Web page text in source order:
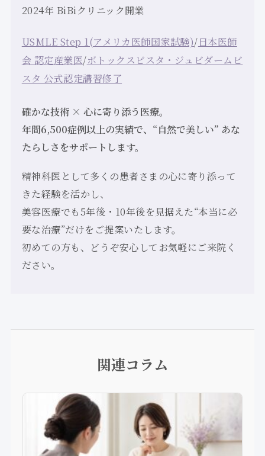
2024年 BiBiクリニック開業
USMLE Step 1(アメリカ医師国家試験)/日本医師
会 認定産業医/ボトックスビスタ・ジュビダームビ
スタ 公式認定講習修了
確かな技術 × 心に寄り添う医療。
年間6,500症例以上の実績で、“自然で美しい” あな
たらしさをサポートします。
精神科医として多くの患者さまの心に寄り添って
きた経験を活かし、
美容医療でも5年後・10年後を見据えた“本当に必
要な治療”だけをご提案いたします。
初めての方も、どうぞ安心してお気軽にご来院く
ださい。
関連コラム